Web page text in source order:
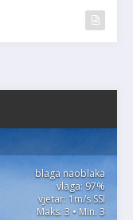
blaga naoblaka
vlaga: 97%
vjetar: 1m/s SSI
Maks. 3 • Min. 3